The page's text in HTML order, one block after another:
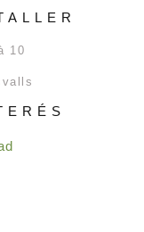
10